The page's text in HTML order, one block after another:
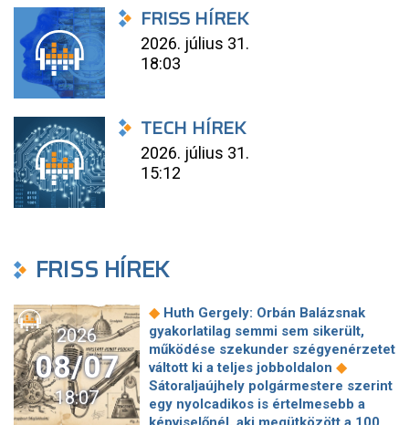
FRISS HÍREK
2026. július 31.
18:03
TECH HÍREK
2026. július 31.
15:12
FRISS HÍREK
2026
08/07
18:07
◆ Huth Gergely: Orbán Balázsnak
gyakorlatilag semmi sem sikerült,
működése szekunder szégyenérzetet
váltott ki a teljes jobboldalon ◆
Sátoraljaújhely polgármestere szerint
egy nyolcadikos is értelmesebb a